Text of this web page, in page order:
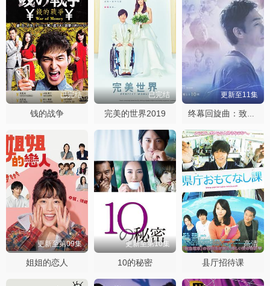
已完结
钱的战争
已完结
完美的世界2019
更新至11集
终幕回旋曲：致无法再见的你
更新至第09集
姐姐的恋人
更新至第10集
10的秘密
高清
县厅招待课